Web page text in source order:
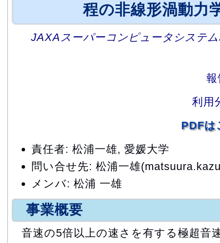
程の非線形渦動力
JAXAスーパーコンピュータシステ
報
利用
PDFは
責任者: 松浦一雄, 愛媛大学
問い合せ先: 松浦一雄
メンバ: 松浦 一雄
事業概要
音速の5倍以上の速さを有する極超音